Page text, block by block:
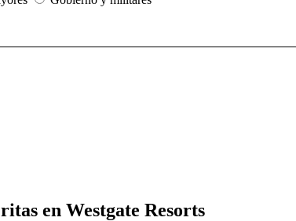
en Westgate Resorts